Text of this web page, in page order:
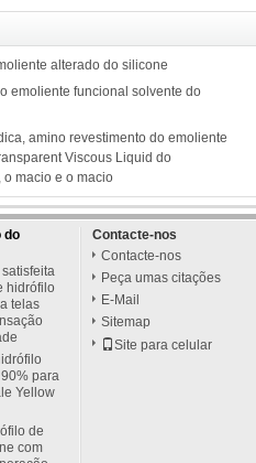
alterado do silicone
emoliente funcional solvente do
amino revestimento do emoliente
Viscous Liquid do
o macio e o macio
do
hidrófilo
telas
para
Yellow
de
com
Contacte-nos
Contacte-nos
Peça umas citações
E-Mail
Sitemap
Site para celular